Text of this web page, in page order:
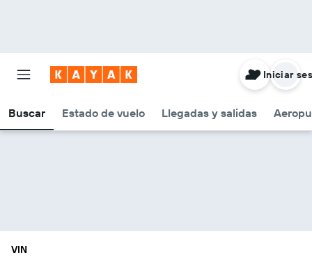
Buscar Estado de vuelo Llegadas y salidas
Iniciar
VIN